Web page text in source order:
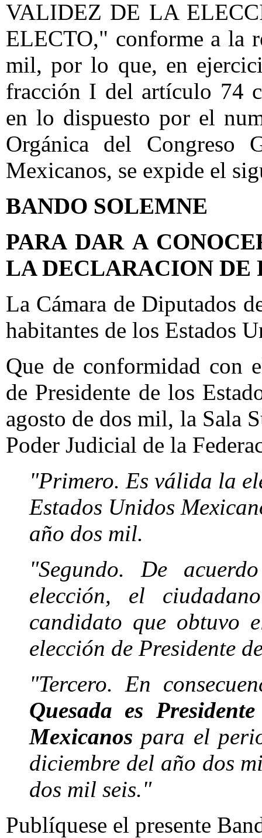
VALIDEZ DE LA
ELECTO," conforme a la
mil, por lo que, en
fracción I del artículo 74
en lo dispuesto por el
Orgánica del Congreso
Mexicanos, se expide el
BANDO SOLEMNE
PARA DAR A
LA DECLARACION DE
La Cámara de Diputados
habitantes de los Estados
Que de conformidad con
de Presidente de los
agosto de dos mil, la Sala
Poder Judicial de la
"Primero. Es válida la
Estados Unidos
año dos mil.
"Segundo. De
elección, el
candidato que obtuvo
elección de Presidente
"Tercero. En
Quesada es
Mexicanos para el
diciembre del año dos
dos mil seis."
Publíquese el presente